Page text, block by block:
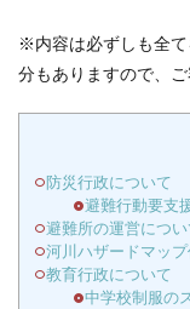
※内容は必ずしも全
分もありますので、
防災行政について
避難行動要支
避難所の運営につい
河川ハザードマッ
教育行政について
中学校制服の